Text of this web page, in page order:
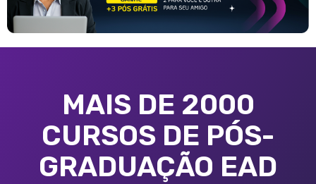
MAIS DE 2000
CURSOS DE PÓS-
GRADUAÇÃO EAD